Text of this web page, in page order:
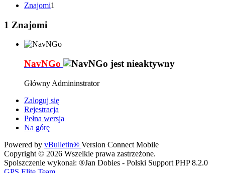
Znajomi1
1 Znajomi
NavNGo
Główny Admininstrator
Zaloguj się
Rejestracja
Pełna wersja
Na górę
Powered by vBulletin® Version Connect Mobile
Copyright © 2026 Wszelkie prawa zastrzeżone.
Spolszczenie wykonał: ®Jan Dobies - Polski Support PHP 8.2.0